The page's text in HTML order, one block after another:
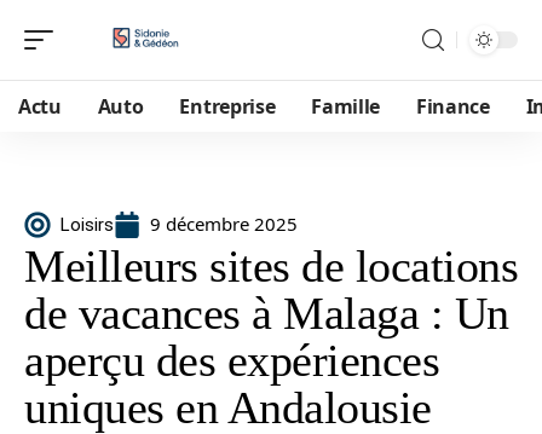
Actu Auto Entreprise Famille Finance
Loisirs 9 décembre 2025
Meilleurs sites de locations
de vacances à Malaga : Un
aperçu des expériences
uniques en Andalousie